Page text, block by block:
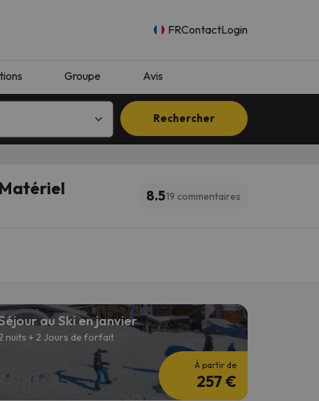
FRContactLogin
Groupe Avis
Rechercher
8.519 commentaires
au Ski en janvier
nuits + 2 Jours de forfait
À partir de
257 €